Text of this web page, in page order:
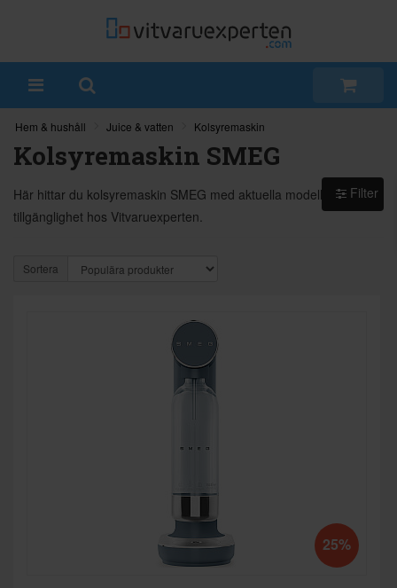
Hem & hushåll Juice & vatten Kolsyremaskin
Kolsyremaskin SMEG
Här hittar du kolsyremaskin SMEG med aktuella modeller och
tillgänglighet hos Vitvaruexperten.
Sortera
25%
Filter